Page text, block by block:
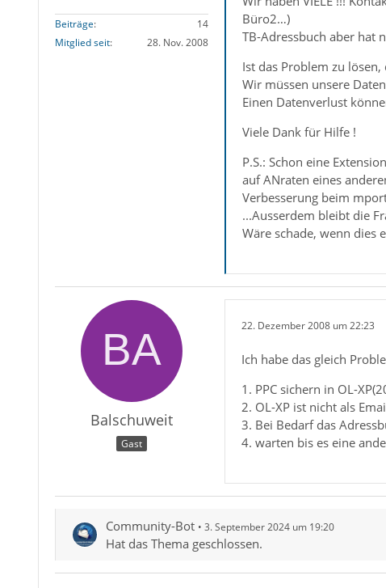
Beiträge
14
Mitglied seit
28. Nov. 2008
Büro2…)
TB-Adressbuch aber hat
Ist das Problem zu
Wir müssen unsere
Einen Datenverlust
Viele Dank für Hilfe !
P.S.: Schon eine
auf ANraten eines
Verbesserung beim
...Ausserdem bleibt die
Wäre schade, wenn dies
Balschuweit
Gast
22. Dezember 2008 um 22:23
Ich habe das gleich
1. PPC sichern in OL-
2. OL-XP ist nicht als
3. Bei Bedarf das
4. warten bis es eine
Community-Bot 3. September 2024 um 19:20
Hat das Thema geschlossen.